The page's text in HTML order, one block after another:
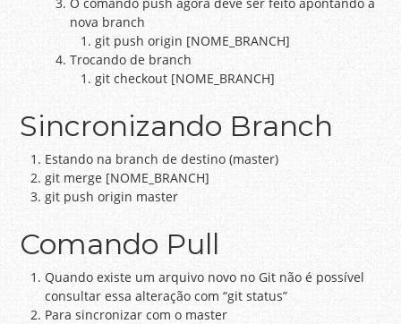
nova branch
git push origin [NOME_BRANCH]
Trocando de branch
git checkout [NOME_BRANCH]
Sincronizando Branch
Estando na branch de destino (master)
git merge [NOME_BRANCH]
git push origin master
Comando Pull
Quando existe um arquivo novo no Git não é possível
consultar essa alteração com “git status”
Para sincronizar com o master